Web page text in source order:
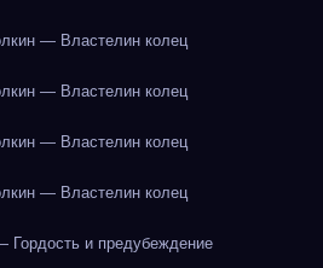
— Властелин колец
— Властелин колец
— Властелин колец
— Властелин колец
и предубеждение